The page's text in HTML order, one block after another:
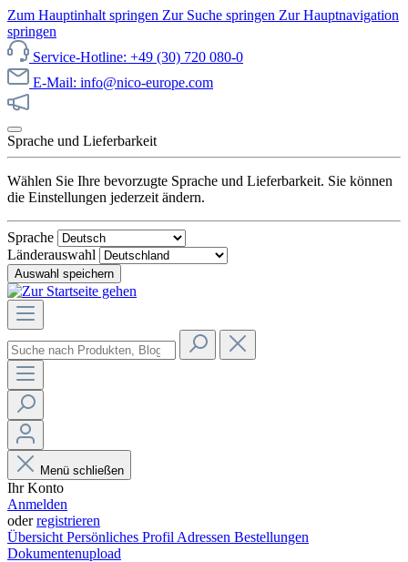
Zum Hauptinhalt springen Zur Suche springen Zur Hauptnavigation
springen
Service-Hotline: +49 (30) 720 080-0
E-Mail: info@nico-europe.com
Sprache und Lieferbarkeit
Wählen Sie Ihre bevorzugte Sprache und Lieferbarkeit. Sie können
die Einstellungen jederzeit ändern.
Sprache
Länderauswahl
Auswahl speichern
Menü schließen
Ihr Konto
Anmelden
oderregistrieren
Übersicht Persönliches Profil Adressen Bestellungen
Dokumentenupload